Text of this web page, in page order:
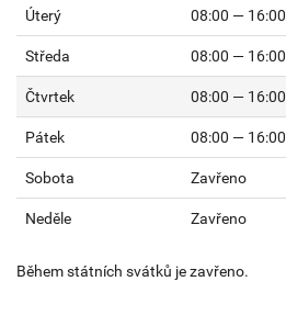
Úterý 08:00 — 16:00
Středa 08:00 — 16:00
Čtvrtek 08:00 — 16:00
Pátek 08:00 — 16:00
Sobota Zavřeno
Neděle Zavřeno
Během státních svátků je zavřeno.